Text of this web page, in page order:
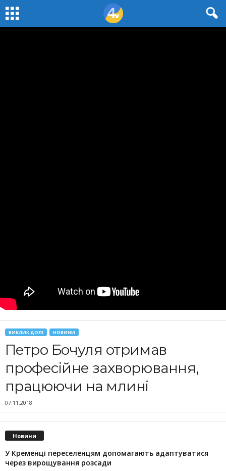
ВИКЛИК ДОЛІ НОВИНИ
Петро Бочуля отримав
професійне захворювання,
працюючи на млині
07.11.2018
Новини
У Кременці переселенцям допомагають адаптуватися
через вирощування розсади